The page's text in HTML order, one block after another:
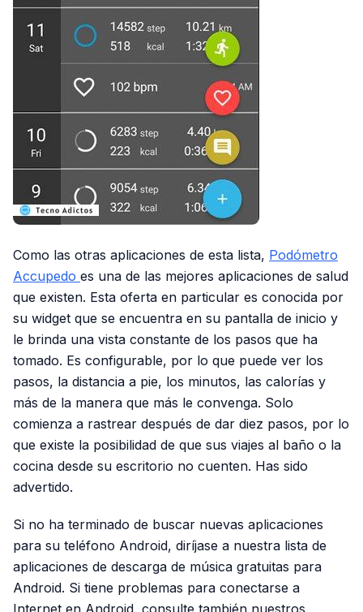
Como las otras aplicaciones de esta lista, Podómetro
Accupedo es una de las mejores aplicaciones de salud
que existen. Esta oferta en particular es conocida por
su widget que se encuentra en su pantalla de inicio y
le brinda una vista constante de los pasos que ha
tomado. Es configurable, por lo que puede ver los
pasos, la distancia a pie, los minutos, las calorías y
más de la manera que más le convenga. Solo
comienza a rastrear después de dar diez pasos, por lo
que existe la posibilidad de que sus viajes al baño o la
cocina desde su escritorio no cuenten. Has sido
advertido.
Si no ha terminado de buscar nuevas aplicaciones
para su teléfono Android, diríjase a nuestra lista de
aplicaciones de descarga de música gratuitas para
Android. Si tiene problemas para conectarse a